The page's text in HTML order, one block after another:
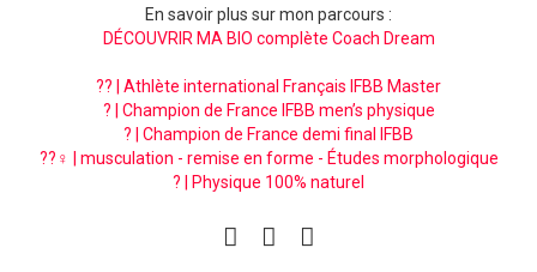
En savoir plus sur mon parcours :
DÉCOUVRIR MA BIO complète Coach Dream
?? | Athlète international Français IFBB Master
? | Champion de France IFBB men’s physique
? | Champion de France demi final IFBB
??‍♀️ | musculation - remise en forme - Études morphologique
? | Physique 100% naturel